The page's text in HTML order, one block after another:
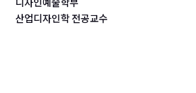
산업디자인학 전공교수